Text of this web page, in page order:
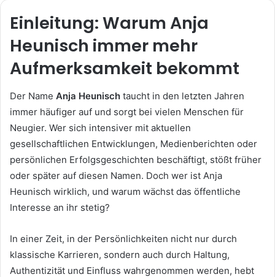
Einleitung: Warum Anja
Heunisch immer mehr
Aufmerksamkeit bekommt
Der Name Anja Heunisch taucht in den letzten Jahren
immer häufiger auf und sorgt bei vielen Menschen für
Neugier. Wer sich intensiver mit aktuellen
gesellschaftlichen Entwicklungen, Medienberichten oder
persönlichen Erfolgsgeschichten beschäftigt, stößt früher
oder später auf diesen Namen. Doch wer ist Anja
Heunisch wirklich, und warum wächst das öffentliche
Interesse an ihr stetig?
In einer Zeit, in der Persönlichkeiten nicht nur durch
klassische Karrieren, sondern auch durch Haltung,
Authentizität und Einfluss wahrgenommen werden, hebt